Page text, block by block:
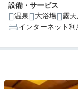
編集
和の柔らかな
設備・サービス
温泉
大浴場 露
インターネット利